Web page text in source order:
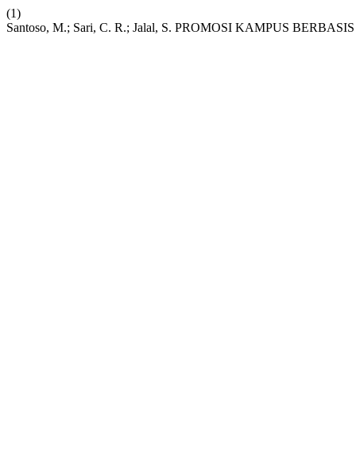
(1)
Santoso, M.; Sari, C. R.; Jalal, S. PROMOSI KAMPUS